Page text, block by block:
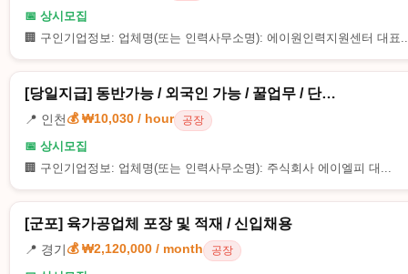
📅 상시모집
🏢 구인기업정보: 업체명(또는 인력사무소명): 에이원인력지원센터 대표
[당일지급] 동반가능 / 외국인 가능 / 꿀업무 / 단…
📍 인천💰 ₩10,030 / hour 공장
📅 상시모집
🏢 구인기업정보: 업체명(또는 인력사무소명): 주식회사 에이엘피 대...
[군포] 육가공업체 포장 및 적재 / 신입채용
📍 경기💰 ₩2,120,000 / month 공장